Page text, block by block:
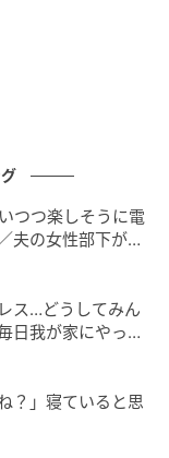
つつ楽しそうに電
夫の女性部下が気
ス…どうしてみん
日我が家にやって
？」寝ていると思